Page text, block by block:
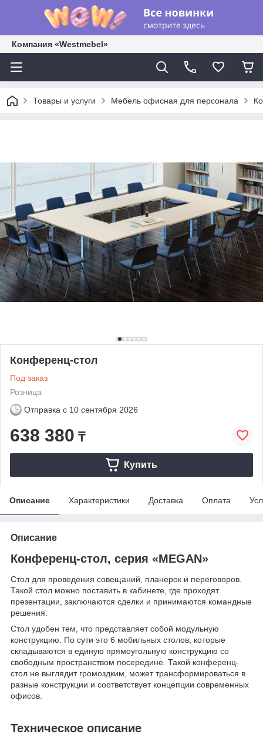
Компания «Westmebel»
Товары и услуги Мебель офисная для персонала
Конференц-стол
Под заказ
Розница
Отправка с 10 сентября 2026
638 380 ₸
Купить
Описание Характеристики Доставка Оплата
Описание
Конференц-стол, серия «MEGAN»
Стол для проведения совещаний, планерок и переговоров.
Такой стол можно поставить в кабинете, где проходят
презентации, заключаются сделки и принимаются командные
решения.
Стол удобен тем, что представляет собой модульную
конструкцию. По сути это 6 мобильных столов, которые
складываются в единую прямоугольную конструкцию со
свободным пространством посередине. Такой конференц-
стол не выглядит громоздким, может трансформироваться в
разные конструкции и соответствует концепции современных
офисов.
Техническое описание